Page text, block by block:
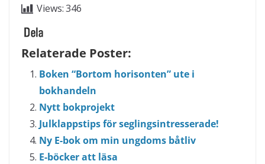
Views:346
Relaterade Poster:
Boken “Bortom horisonten” ute i
bokhandeln
Nytt bokprojekt
Julklappstips för seglingsintresserade!
Ny E-bok om min ungdoms båtliv
E-böcker att läsa